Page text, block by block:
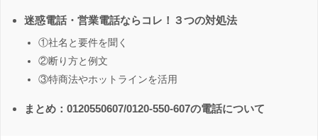
迷惑電話・営業電話ならコレ！３つの対処法
①社名と要件を聞く
②断り方と例文
③特商法やホットラインを活用
まとめ：0120550607/0120-550-607の電話について